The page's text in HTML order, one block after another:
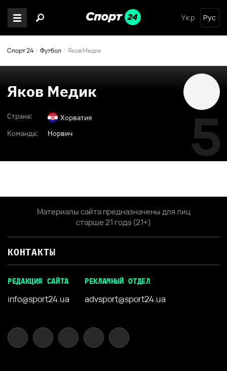
Укр Рус
Спорт 24 Футбол Яков Медик
Яков Медик
Страна:
Хорватия
Команда:
Норвич 5
Материалы сайта предназначены для лиц
старше 21 года (21+)
КОНТАКТЫ
РЕДАКЦИЯ САЙТА
info@sport24.ua
РЕКЛАМНЫЙ ОТДЕЛ
advsport@sport24.ua